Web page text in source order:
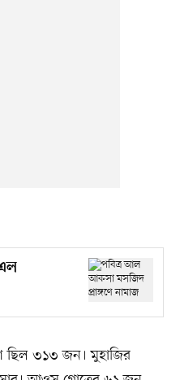
ছিল ৩১৩ জন। মুহাজির